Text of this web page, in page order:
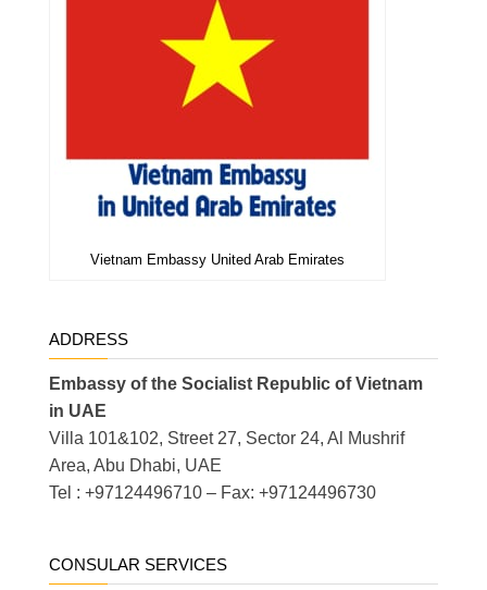
Vietnam Embassy United Arab Emirates
ADDRESS
Embassy of the Socialist Republic of Vietnam
in UAE
Villa 101&102, Street 27, Sector 24, Al Mushrif
Area, Abu Dhabi, UAE
Tel : +97124496710 – Fax: +97124496730
CONSULAR SERVICES